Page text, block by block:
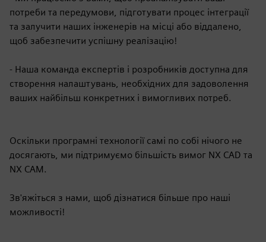
потреби та передумови, підготувати процес інтеграції
та залучити наших інженерів на місці або віддалено,
щоб забезпечити успішну реалізацію!
- Наша команда експертів і розробників доступна для
створення налаштувань, необхідних для задоволення
ваших найбільш конкретних і вимогливих потреб.
Оскільки програмні технології самі по собі нічого не
досягають, ми підтримуємо більшість вимог NX CAD та
NX CAM.
Зв'яжіться з нами, щоб дізнатися більше про наші
можливості!